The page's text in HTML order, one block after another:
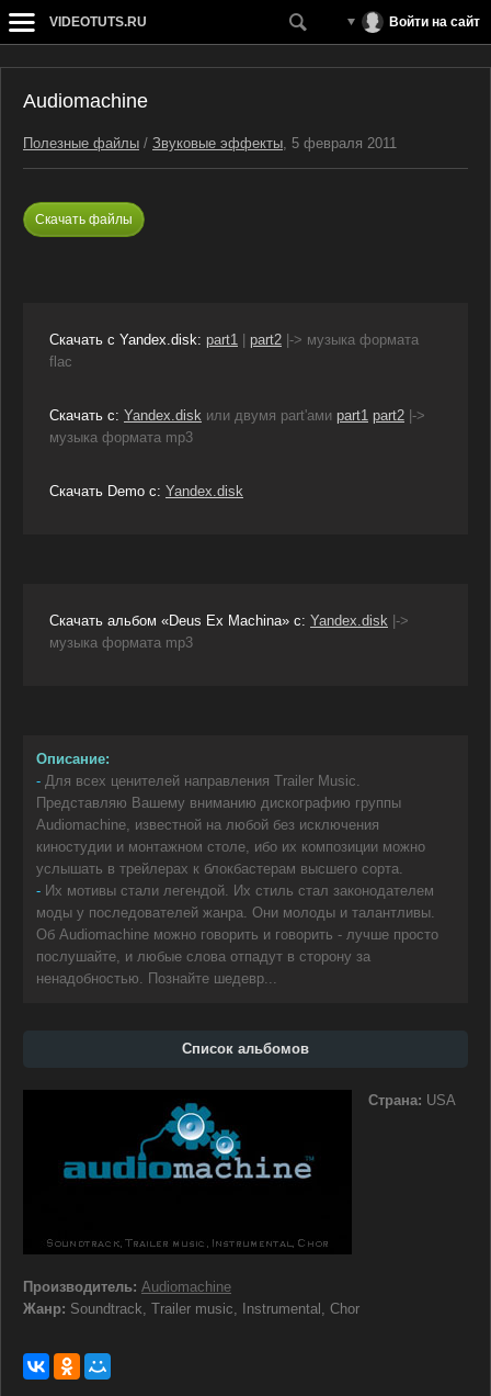
VIDEOTUTS.RU Войти на сайт
Audiomachine
Полезные файлы / Звуковые эффекты, 5 февраля 2011
Скачать файлы
Скачать с Yandex.disk: part1 part2 |-> музыка формата
flac
Скачать с: Yandex.disk или двумя part'ами part1 part2 |->
музыка формата mp3
Скачать Demo с: Yandex.disk
Скачать альбом «Deus Ex Machina» с: Yandex.disk |->
музыка формата mp3
Описание:
- Для всех ценителей направления Trailer Music.
Представляю Вашему вниманию дискографию группы
Audiomachine, известной на любой без исключения
киностудии и монтажном столе, ибо их композиции можно
услышать в трейлерах к блокбастерам высшего сорта.
- Их мотивы стали легендой. Их стиль стал законодателем
моды у последователей жанра. Они молоды и талантливы.
Об Audiomachine можно говорить и говорить - лучше просто
послушайте, и любые слова отпадут в сторону за
ненадобностью. Познайте шедевр...
Список альбомов
Страна: USA
Производитель: Audiomachine
Жанр: Soundtrack, Trailer music, Instrumental, Chor